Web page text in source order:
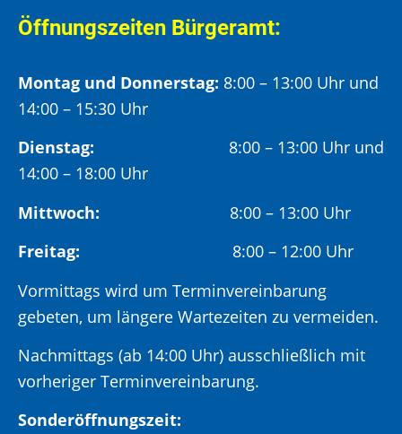
Öffnungszeiten Bürgeramt:
Montag und Donnerstag: 8:00 – 13:00 Uhr und
14:00 – 15:30 Uhr
Dienstag: 8:00 – 13:00 Uhr und
14:00 – 18:00 Uhr
Mittwoch: 8:00 – 13:00 Uhr
Freitag:
8:00 – 12:00 Uhr
Vormittags wird um Terminvereinbarung
gebeten, um längere Wartezeiten zu vermeiden.
Nachmittags (ab 14:00 Uhr) ausschließlich mit
vorheriger Terminvereinbarung.
Sonderöffnungszeit: